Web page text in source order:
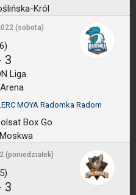
Król
(sobota)
3
Liga
MOYA Radomka Radom
Box Go
(poniedziałek)
3